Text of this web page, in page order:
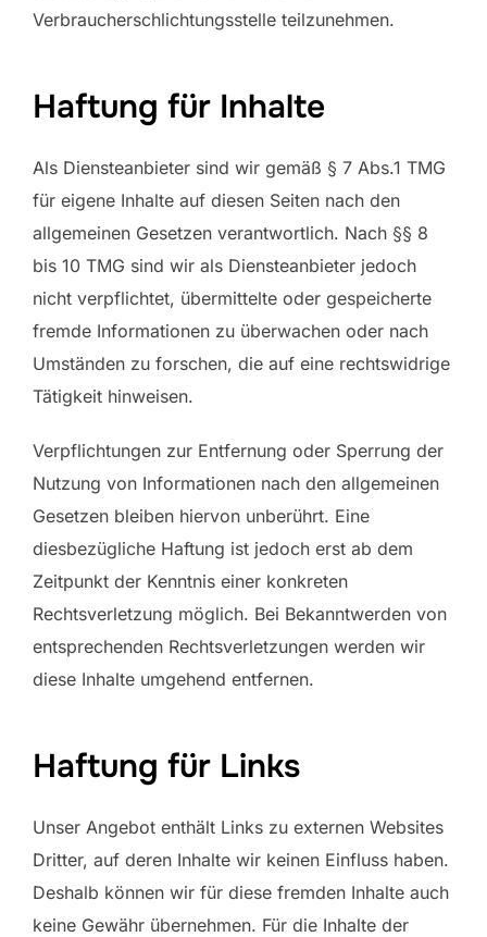
Verbraucherschlichtungsstelle teilzunehmen.
Haftung für Inhalte
Als Diensteanbieter sind wir gemäß § 7 Abs.1 TMG
für eigene Inhalte auf diesen Seiten nach den
allgemeinen Gesetzen verantwortlich. Nach §§ 8
bis 10 TMG sind wir als Diensteanbieter jedoch
nicht verpflichtet, übermittelte oder gespeicherte
fremde Informationen zu überwachen oder nach
Umständen zu forschen, die auf eine rechtswidrige
Tätigkeit hinweisen.
Verpflichtungen zur Entfernung oder Sperrung der
Nutzung von Informationen nach den allgemeinen
Gesetzen bleiben hiervon unberührt. Eine
diesbezügliche Haftung ist jedoch erst ab dem
Zeitpunkt der Kenntnis einer konkreten
Rechtsverletzung möglich. Bei Bekanntwerden von
entsprechenden Rechtsverletzungen werden wir
diese Inhalte umgehend entfernen.
Haftung für Links
Unser Angebot enthält Links zu externen Websites
Dritter, auf deren Inhalte wir keinen Einfluss haben.
Deshalb können wir für diese fremden Inhalte auch
keine Gewähr übernehmen. Für die Inhalte der